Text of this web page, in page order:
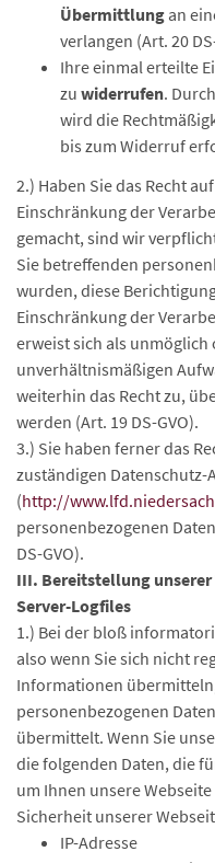
Übermittlung an
verlangen (Art. 20
Ihre einmal erteilte
zu widerrufen.
wird die
bis zum Widerruf
2.) Haben Sie das Recht
Einschränkung der
gemacht, sind wir
Sie betreffenden
wurden, diese
Einschränkung der
erweist sich als unmöglich
unverhältnismäßigen
weiterhin das Recht zu,
werden (Art. 19 DS-GVO).
3.) Sie haben ferner das
zuständigen
(http://
personenbezogenen
DS-GVO).
III. Bereitstellung
Server-Logfiles
1.) Bei der bloß
also wenn Sie sich nicht
Informationen
personenbezogenen
übermittelt. Wenn Sie
die folgenden Daten, die
um Ihnen unsere
Sicherheit unserer
IP-Adresse